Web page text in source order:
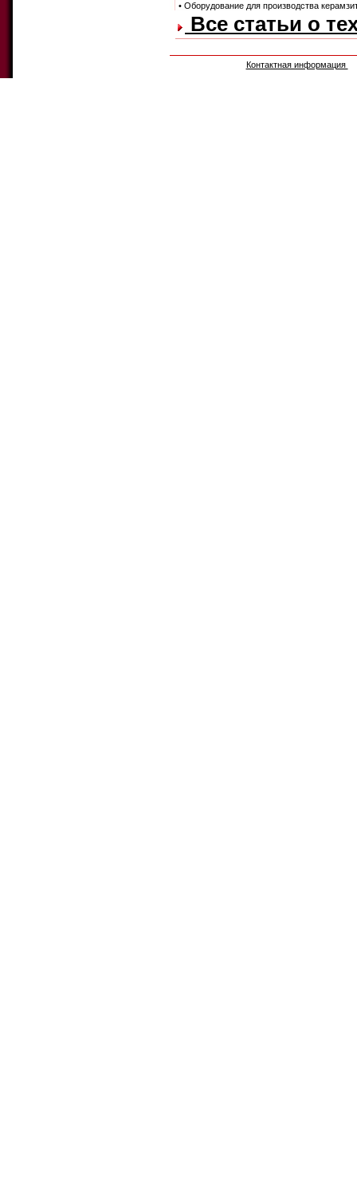
• Оборудование для производства
Все статьи о
Контактная информация